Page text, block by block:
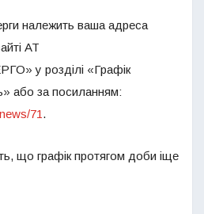
належить ваша адреса
АТ
у розділі «Графік
або за посиланням:
71 .
що графік протягом доби іще